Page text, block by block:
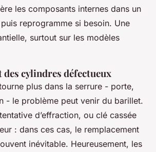
les composants internes dans un
reprogramme si besoin. Une
surtout sur les modèles
des cylindres défectueux
plus dans la serrure - porte,
- le problème peut venir du barillet.
d’effraction, ou clé cassée
: dans ces cas, le remplacement
inévitable. Heureusement, les